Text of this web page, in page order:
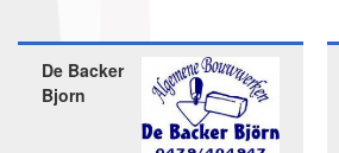
De Backer
Bjorn